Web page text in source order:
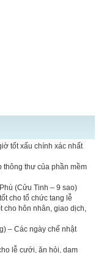
tốt xấu chính xác nhất
thông thư của phần mềm
(Cửu Tinh – 9 sao)
cho tổ chức tang lễ
cho hôn nhân, giao dịch,
– Các ngày chế nhật
lễ cưới, ăn hỏi, dạm